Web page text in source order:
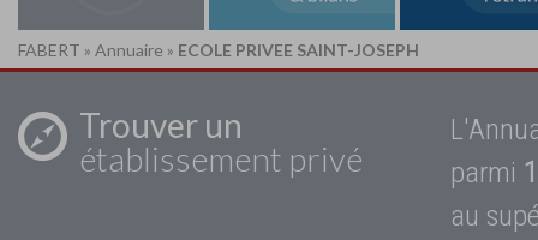
FABERT » Annuaire » ECOLE PRIVEE SAINT-JOSEPH
Trouver un
établissement privé
parmi
au